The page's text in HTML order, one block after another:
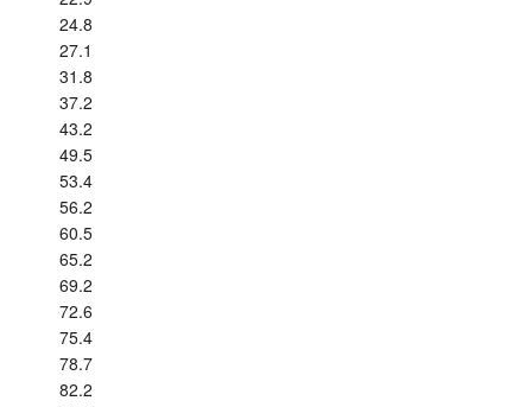
24.8
27.1
31.8
37.2
43.2
49.5
53.4
56.2
60.5
65.2
69.2
72.6
75.4
78.7
82.2